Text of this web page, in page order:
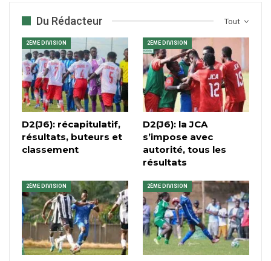
Tout
Du Rédacteur
2ÈME DIVISION
D2(J6): récapitulatif,
résultats, buteurs et
classement
2ÈME DIVISION
D2(J6): la JCA
s’impose avec
autorité, tous les
résultats
2ÈME DIVISION 2ÈME DIVISION